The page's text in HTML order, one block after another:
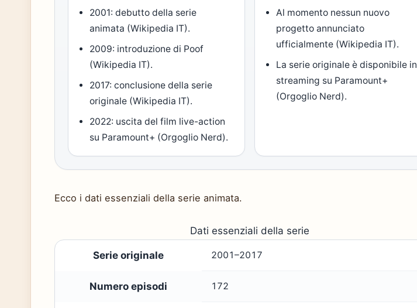
2001: debutto della serie
animata (Wikipedia IT).
2009: introduzione di Poof
(Wikipedia IT).
2017: conclusione della serie
originale (Wikipedia IT).
2022: uscita del film live-action
su Paramount+ (Orgoglio Nerd).
Al momento nessun nuovo
progetto annunciato
ufficialmente (Wikipedia IT).
La serie originale è disponibile in
streaming su Paramount+
(Orgoglio Nerd).
Ecco i dati essenziali della serie animata.
Dati essenziali della serie
Serie originale 2001–2017
Numero episodi 172